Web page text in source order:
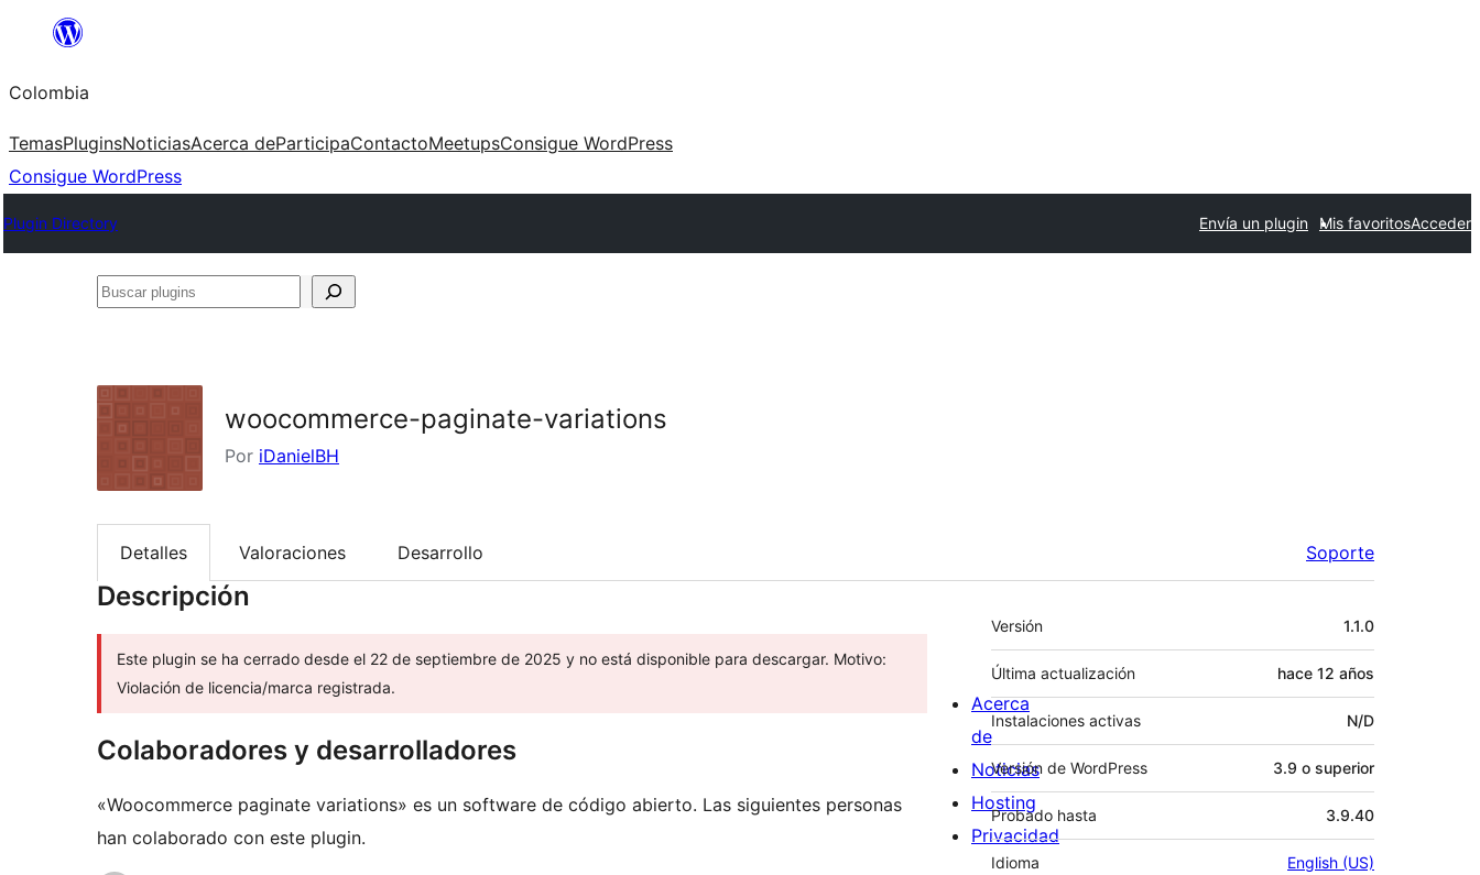
Saltar
contenido
Colombia
TemasPluginsNoticiasAcerca deParticipaContactoMeetupsConsigue WordPress
Consigue WordPress
Plugin Directory Envía un plugin Mis favoritosAcceder
Buscar
woocommerce-paginate-variations
Por iDanielBH
Detalles Valoraciones Desarrollo Soporte
Descripción
Este plugin se ha cerrado desde el 22 de septiembre de 2025 y no está disponible para descargar. Motivo:
Violación de licencia/marca registrada.
Colaboradores y desarrolladores
«Woocommerce paginate variations» es un software de código abierto. Las siguientes personas
han colaborado con este plugin.
Meta
Versión 1.1.0
Última actualización hace 12 años
Instalaciones activas N/D
Versión de WordPress 3.9 o superior
Probado hasta 3.9.40
Idioma English (US)
Acerca
de
Noticias
Hosting
Privacidad